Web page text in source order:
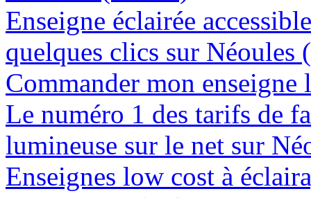
Enseigne éclairée
quelques clics sur Néoules
Commander mon
Le numéro 1 des tarifs de
lumineuse sur le net sur
Enseignes low cost à